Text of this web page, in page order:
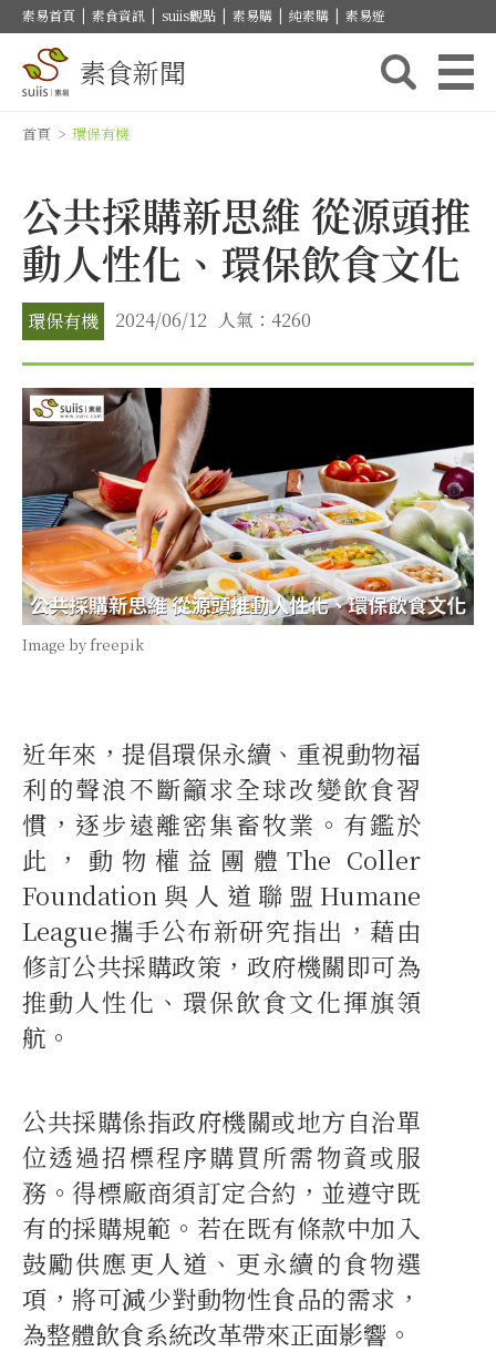
素易首頁 | 素食資訊 | suiis觀點 | 素易購 | 純素購 | 素易遊
素食新聞
首頁 > 環保有機
公共採購新思維 從源頭推
動人性化、環保飲食文化
環保有機 2024/06/12 人氣：4260
Image by freepik
近年來，提倡環保永續、重視動物福
利的聲浪不斷籲求全球改變飲食習
慣，逐步遠離密集畜牧業。有鑑於
此，動物權益團體The Coller
Foundation與人道聯盟Humane
League攜手公布新研究指出，藉由
修訂公共採購政策，政府機關即可為
推動人性化、環保飲食文化揮旗領
航。
公共採購係指政府機關或地方自治單
位透過招標程序購買所需物資或服
務。得標廠商須訂定合約，並遵守既
有的採購規範。若在既有條款中加入
鼓勵供應更人道、更永續的食物選
項，將可減少對動物性食品的需求，
為整體飲食系統改革帶來正面影響。